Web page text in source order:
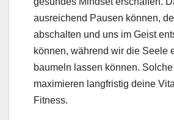
ausreichend Pausen können,
abschalten und uns im Geist
können, während wir die Seele
baumeln lassen können.
maximieren langfristig deine
Fitness.